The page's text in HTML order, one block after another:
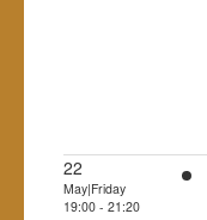
22
May|Friday
19:00 - 21:20